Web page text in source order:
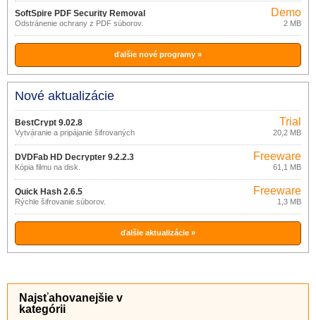
SoftSpire PDF Security Removal
2.0
Odstránenie ochrany z PDF súborov.
Demo
2 MB
ďalšie nové programy »
Nové aktualizácie
BestCrypt 9.02.8
Vytváranie a pripájanie šifrovaných
virtuálnych diskov.
Trial
20,2 MB
DVDFab HD Decrypter 9.2.2.3
Kópia filmu na disk.
Freeware
61,1 MB
Quick Hash 2.6.5
Rýchle šifrovanie súborov.
Freeware
1,3 MB
ďalšie aktualizácie »
Najsťahovanejšie v
kategórii